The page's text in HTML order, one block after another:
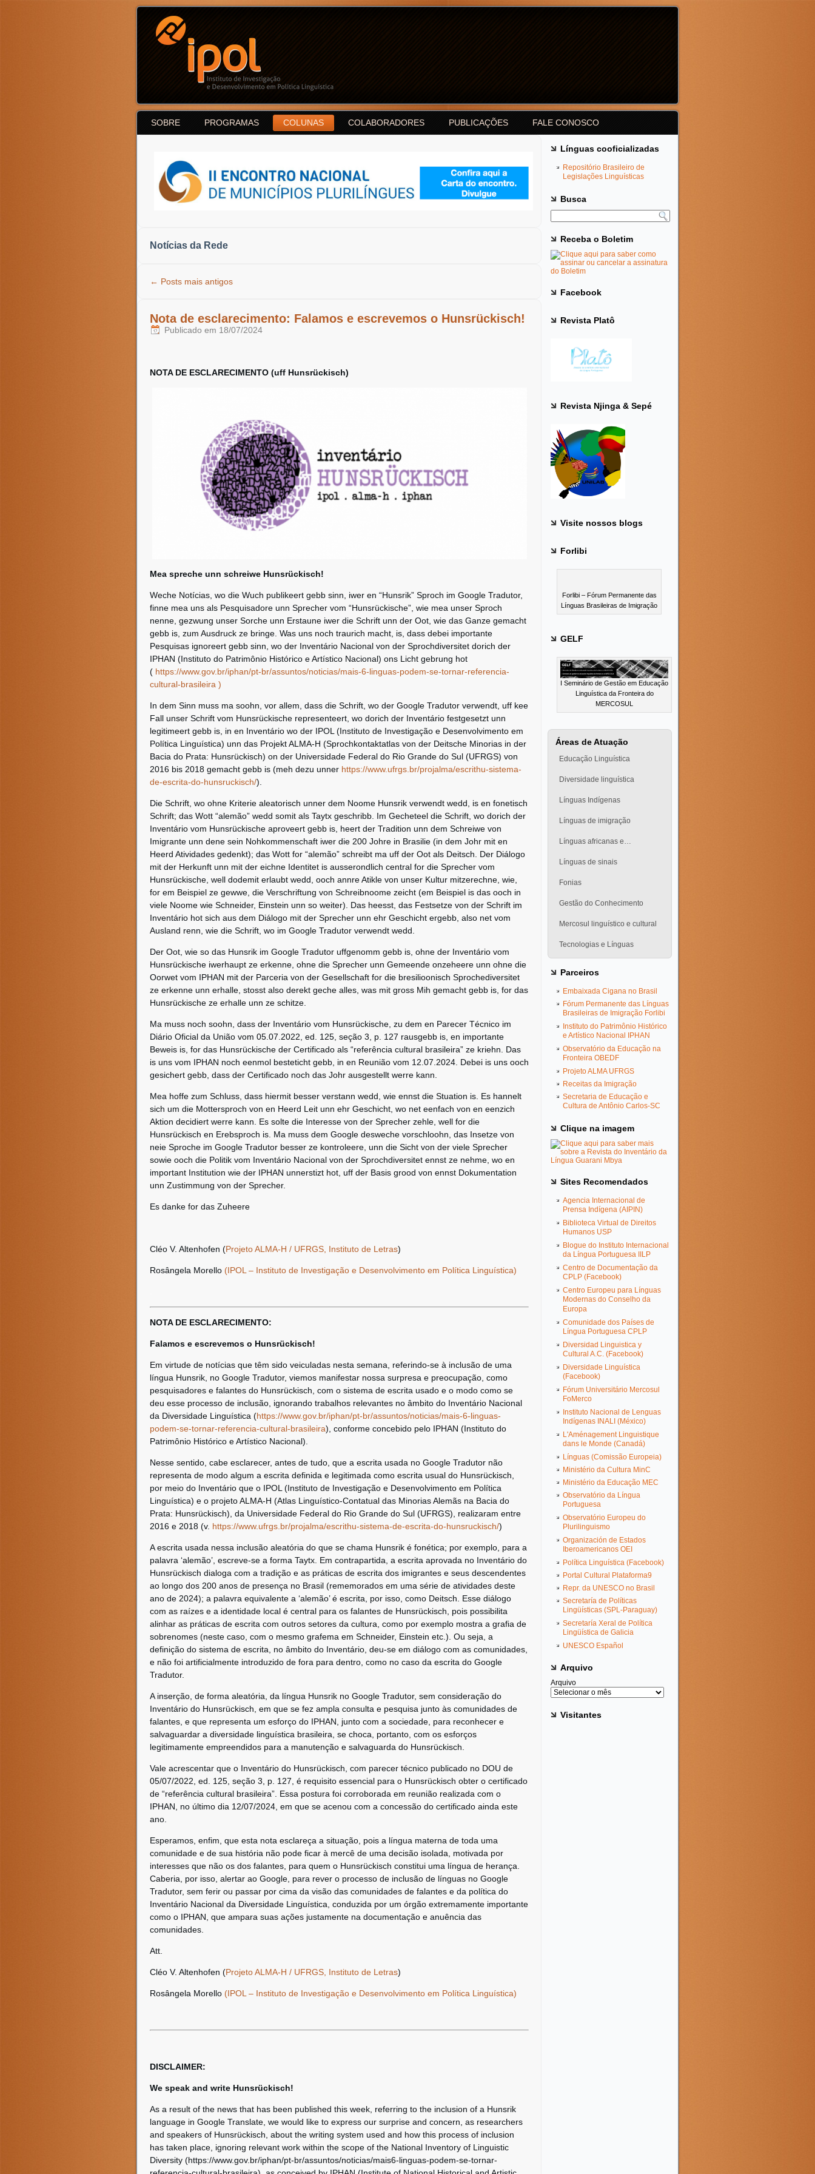
SOBRE PROGRAMAS COLUNAS COLABORADORES PUBLICAÇÕES FALE CONOSCO
Notícias da Rede
← Posts mais antigos
Nota de esclarecimento: Falamos e escrevemos o Hunsrückisch!
Publicado em 18/07/2024
NOTA DE ESCLARECIMENTO (uff Hunsrückisch)
Mea spreche unn schreiwe Hunsrückisch!
Weche Notícias, wo die Wuch publikeert gebb sinn, iwer en “Hunsrik” Sproch im Google Tradutor,
finne mea uns als Pesquisadore unn Sprecher vom “Hunsrückische”, wie mea unser Sproch
nenne, gezwung unser Sorche unn Erstaune iwer die Schrift unn der Oot, wie das Ganze gemacht
gebb is, zum Ausdruck ze bringe. Was uns noch traurich macht, is, dass debei importante
Pesquisas ignoreert gebb sinn, wo der Inventário Nacional von der Sprochdiversitet dorich der
IPHAN (Instituto do Patrimônio Histórico e Artístico Nacional) ons Licht gebrung hot
( https://www.gov.br/iphan/pt-br/assuntos/noticias/mais-6-linguas-podem-se-tornar-referencia-
cultural-brasileira )
In dem Sinn muss ma soohn, vor allem, dass die Schrift, wo der Google Tradutor verwendt, uff kee
Fall unser Schrift vom Hunsrückische representeert, wo dorich der Inventário festgesetzt unn
legitimeert gebb is, in en Inventário wo der IPOL (Instituto de Investigação e Desenvolvimento em
Política Linguística) unn das Projekt ALMA-H (Sprochkontaktatlas von der Deitsche Minorias in der
Bacia do Prata: Hunsrückisch) on der Universidade Federal do Rio Grande do Sul (UFRGS) von
2016 bis 2018 gemacht gebb is (meh dezu unner https://www.ufrgs.br/projalma/escrithu-sistema-
de-escrita-do-hunsruckisch/).
Die Schrift, wo ohne Kriterie aleatorisch unner dem Noome Hunsrik verwendt wedd, is en fonetisch
Schrift; das Wott “alemão” wedd somit als Taytx geschribb. Im Gecheteel die Schrift, wo dorich der
Inventário vom Hunsrückische aproveert gebb is, heert der Tradition unn dem Schreiwe von
Imigrante unn dene sein Nohkommenschaft iwer die 200 Johre in Brasilie (in dem Johr mit en
Heerd Atividades gedenkt); das Wott for “alemão” schreibt ma uff der Oot als Deitsch. Der Diálogo
mit der Herkunft unn mit der eichne Identitet is ausserondlich central for die Sprecher vom
Hunsrückische, well dodemit erlaubt wedd, ooch annre Atikle von unser Kultur mitzerechne, wie,
for em Beispiel ze gewwe, die Verschriftung von Schreibnoome zeicht (em Beispiel is das ooch in
viele Noome wie Schneider, Einstein unn so weiter). Das heesst, das Festsetze von der Schrift im
Inventário hot sich aus dem Diálogo mit der Sprecher unn ehr Geschicht ergebb, also net vom
Ausland renn, wie die Schrift, wo im Google Tradutor verwendt wedd.
Der Oot, wie so das Hunsrik im Google Tradutor uffgenomm gebb is, ohne der Inventário vom
Hunsrückische iwerhaupt ze erkenne, ohne die Sprecher unn Gemeende onzeheere unn ohne die
Oorwet vom IPHAN mit der Parceria von der Gesellschaft for die bresilioonisch Sprochediversitet
ze erkenne unn erhalle, stosst also derekt geche alles, was mit gross Mih gemacht gebb is, for das
Hunsrückische ze erhalle unn ze schitze.
Ma muss noch soohn, dass der Inventário vom Hunsrückische, zu dem en Parecer Técnico im
Diário Oficial da União vom 05.07.2022, ed. 125, seção 3, p. 127 rausgebb is, en importante
Beweis is, for das Hunsrückische der Certificado als “referência cultural brasileira” ze kriehn. Das
is uns vom IPHAN noch eenmol besteticht gebb, in en Reunião vom 12.07.2024. Debei is uns ooch
gesichert gebb, dass der Certificado noch das Johr ausgestellt werre kann.
Mea hoffe zum Schluss, dass hiermit besser verstann wedd, wie ennst die Stuation is. Es hannelt
sich um die Mottersproch von en Heerd Leit unn ehr Geschicht, wo net eenfach von en eenzich
Aktion decidiert werre kann. Es solte die Interesse von der Sprecher zehle, well for die
Hunsrückisch en Erebsproch is. Ma muss dem Google desweche vorschloohn, das Insetze von
neie Sproche im Google Tradutor besser ze kontroleere, unn die Sicht von der viele Sprecher
sowie ooch die Politik vom Inventário Nacional von der Sprochdiversitet ennst ze nehme, wo en
important Institution wie der IPHAN unnerstizt hot, uff der Basis grood von ennst Dokumentation
unn Zustimmung von der Sprecher.
Es danke for das Zuheere
Cléo V. Altenhofen (Projeto ALMA-H / UFRGS, Instituto de Letras)
Rosângela Morello (IPOL – Instituto de Investigação e Desenvolvimento em Política Linguística)
NOTA DE ESCLARECIMENTO:
Falamos e escrevemos o Hunsrückisch!
Em virtude de notícias que têm sido veiculadas nesta semana, referindo-se à inclusão de uma
língua Hunsrik, no Google Tradutor, viemos manifestar nossa surpresa e preocupação, como
pesquisadores e falantes do Hunsrückisch, com o sistema de escrita usado e o modo como se
deu esse processo de inclusão, ignorando trabalhos relevantes no âmbito do Inventário Nacional
da Diversidade Linguística (https://www.gov.br/iphan/pt-br/assuntos/noticias/mais-6-linguas-
podem-se-tornar-referencia-cultural-brasileira), conforme concebido pelo IPHAN (Instituto do
Patrimônio Histórico e Artístico Nacional).
Nesse sentido, cabe esclarecer, antes de tudo, que a escrita usada no Google Tradutor não
representa de modo algum a escrita definida e legitimada como escrita usual do Hunsrückisch,
por meio do Inventário que o IPOL (Instituto de Investigação e Desenvolvimento em Política
Linguística) e o projeto ALMA-H (Atlas Linguístico-Contatual das Minorias Alemãs na Bacia do
Prata: Hunsrückisch), da Universidade Federal do Rio Grande do Sul (UFRGS), realizaram entre
2016 e 2018 (v. https://www.ufrgs.br/projalma/escrithu-sistema-de-escrita-do-hunsruckisch/)
A escrita usada nessa inclusão aleatória do que se chama Hunsrik é fonética; por exemplo, para a
palavra ‘alemão’, escreve-se a forma Taytx. Em contrapartida, a escrita aprovada no Inventário do
Hunsrückisch dialoga com a tradição e as práticas de escrita dos imigrantes e seus descendentes
ao longo dos 200 anos de presença no Brasil (rememorados em uma série de atividades deste
ano de 2024); a palavra equivalente a ‘alemão’ é escrita, por isso, como Deitsch. Esse diálogo
com as raízes e a identidade local é central para os falantes de Hunsrückisch, pois possibilita
alinhar as práticas de escrita com outros setores da cultura, como por exemplo mostra a grafia de
sobrenomes (neste caso, com o mesmo grafema em Schneider, Einstein etc.). Ou seja, a
definição do sistema de escrita, no âmbito do Inventário, deu-se em diálogo com as comunidades,
e não foi artificialmente introduzido de fora para dentro, como no caso da escrita do Google
Tradutor.
A inserção, de forma aleatória, da língua Hunsrik no Google Tradutor, sem consideração do
Inventário do Hunsrückisch, em que se fez ampla consulta e pesquisa junto às comunidades de
falantes, e que representa um esforço do IPHAN, junto com a sociedade, para reconhecer e
salvaguardar a diversidade linguística brasileira, se choca, portanto, com os esforços
legitimamente empreendidos para a manutenção e salvaguarda do Hunsrückisch.
Vale acrescentar que o Inventário do Hunsrückisch, com parecer técnico publicado no DOU de
05/07/2022, ed. 125, seção 3, p. 127, é requisito essencial para o Hunsrückisch obter o certificado
de “referência cultural brasileira”. Essa postura foi corroborada em reunião realizada com o
IPHAN, no último dia 12/07/2024, em que se acenou com a concessão do certificado ainda este
ano.
Esperamos, enfim, que esta nota esclareça a situação, pois a língua materna de toda uma
comunidade e de sua história não pode ficar à mercê de uma decisão isolada, motivada por
interesses que não os dos falantes, para quem o Hunsrückisch constitui uma língua de herança.
Caberia, por isso, alertar ao Google, para rever o processo de inclusão de línguas no Google
Tradutor, sem ferir ou passar por cima da visão das comunidades de falantes e da política do
Inventário Nacional da Diversidade Linguística, conduzida por um órgão extremamente importante
como o IPHAN, que ampara suas ações justamente na documentação e anuência das
comunidades.
Att.
Cléo V. Altenhofen (Projeto ALMA-H / UFRGS, Instituto de Letras)
Rosângela Morello (IPOL – Instituto de Investigação e Desenvolvimento em Política Linguística)
DISCLAIMER:
We speak and write Hunsrückisch!
As a result of the news that has been published this week, referring to the inclusion of a Hunsrik
language in Google Translate, we would like to express our surprise and concern, as researchers
and speakers of Hunsrückisch, about the writing system used and how this process of inclusion
has taken place, ignoring relevant work within the scope of the National Inventory of Linguistic
Diversity (https://www.gov.br/iphan/pt-br/assuntos/noticias/mais6-linguas-podem-se-tornar-
Línguas cooficializadas
Repositório Brasileiro de
Legislações Linguísticas
Busca
Receba o Boletim
Facebook
Revista Platô
Revista Njinga & Sepé
Visite nossos blogs
Forlibi
Forlibi – Fórum Permanente das
Línguas Brasileiras de Imigração
GELF
I Seminário de Gestão em Educação
Linguística da Fronteira do
MERCOSUL
Áreas de Atuação
Educação Linguística
Diversidade linguística
Línguas Indígenas
Línguas de imigração
Línguas africanas e…
Línguas de sinais
Fonias
Gestão do Conhecimento
Mercosul linguístico e cultural
Tecnologias e Línguas
Parceiros
Embaixada Cigana no Brasil
Fórum Permanente das Línguas
Brasileiras de Imigração Forlibi
Instituto do Patrimônio Histórico
e Artístico Nacional IPHAN
Observatório da Educação na
Fronteira OBEDF
Projeto ALMA UFRGS
Receitas da Imigração
Secretaria de Educação e
Cultura de Antônio Carlos-SC
Clique na imagem
Sites Recomendados
Agencia Internacional de
Prensa Indígena (AIPIN)
Biblioteca Virtual de Direitos
Humanos USP
Blogue do Instituto Internacional
da Língua Portuguesa IILP
Centro de Documentação da
CPLP (Facebook)
Centro Europeu para Línguas
Modernas do Conselho da
Europa
Comunidade dos Países de
Língua Portuguesa CPLP
Diversidad Linguistica y
Cultural A.C. (Facebook)
Diversidade Linguística
(Facebook)
Fórum Universitário Mercosul
FoMerco
Instituto Nacional de Lenguas
Indígenas INALI (México)
L'Aménagement Linguistique
dans le Monde (Canadá)
Línguas (Comissão Europeia)
Ministério da Cultura MinC
Ministério da Educação MEC
Observatório da Língua
Portuguesa
Observatório Europeu do
Plurilinguismo
Organización de Estados
Iberoamericanos OEI
Política Linguística (Facebook)
Portal Cultural Plataforma9
Repr. da UNESCO no Brasil
Secretaría de Políticas
Lingüísticas (SPL-Paraguay)
Secretaría Xeral de Política
Lingüística de Galicia
UNESCO Español
Arquivo
Arquivo
Visitantes